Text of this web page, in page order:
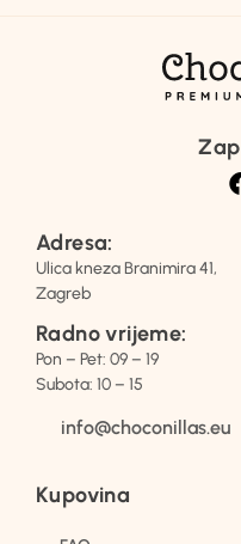
Adresa:
Ulica kneza Branimira 41,
Zagreb
Radno vrijeme:
Pon – Pet: 09 – 19
Subota: 10 – 15
info@choconillas.eu
Kupovina